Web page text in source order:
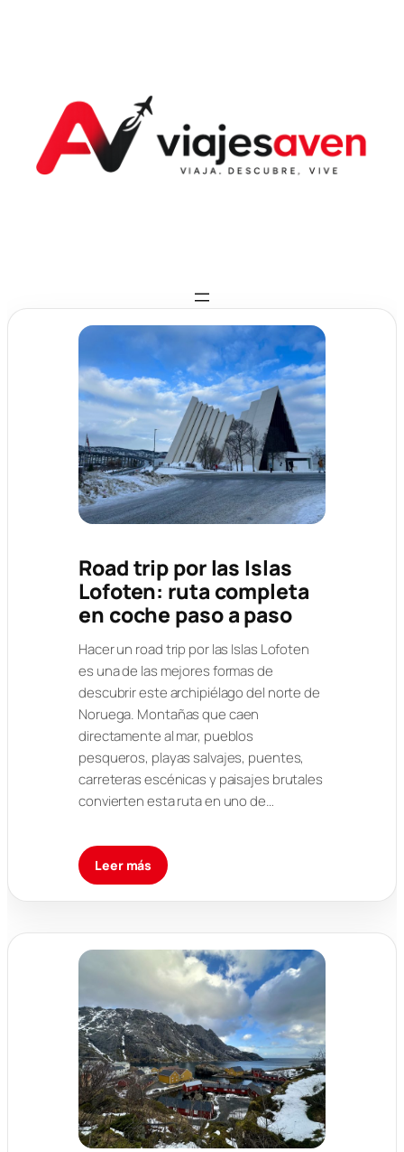
Road trip por las Islas
Lofoten: ruta completa
en coche paso a paso
Hacer un road trip por las Islas Lofoten
es una de las mejores formas de
descubrir este archipiélago del norte de
Noruega. Montañas que caen
directamente al mar, pueblos
pesqueros, playas salvajes, puentes,
carreteras escénicas y paisajes brutales
convierten esta ruta en uno de…
Leer más